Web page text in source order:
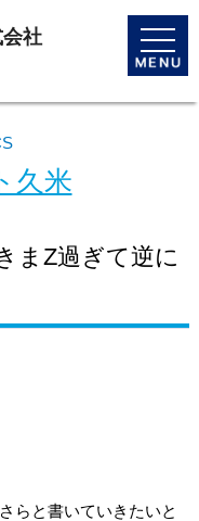
toggle
社
久米
まZ過ぎて逆に
らと書いていきたいと